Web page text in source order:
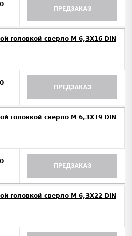
ПРЕДЗАКАЗ
головкой сверло М 6,3Х16 DIN
ПРЕДЗАКАЗ
головкой сверло М 6,3Х19 DIN
ПРЕДЗАКАЗ
головкой сверло М 6,3Х22 DIN